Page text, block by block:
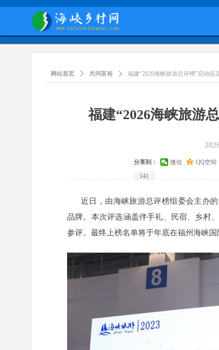
近日，由海峡旅游总评榜组委会主办
品牌。本次评选涵盖伴手礼、民宿、乡村
参评。最终上榜名单将于年底在福州海峡国
网站首页 ꄲ 共同富裕 ꄲ 福建“2026海峡旅游总评榜”启动征
福建“2026海峡旅游
分享到： 微信 QQ空间
141